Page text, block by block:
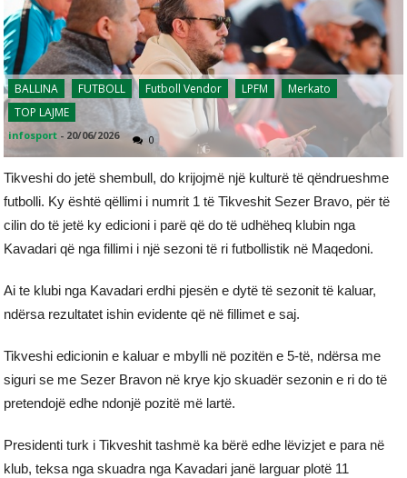
BALLINA FUTBOLL Futboll Vendor LPFM
Merkato
TOP LAJME
infosport - 20/06/2026 0
Tikveshi do jetë shembull, do krijojmë një kulturë të qëndrueshme
futbolli. Ky është qëllimi i numrit 1 të Tikveshit Sezer Bravo, për të
cilin do të jetë ky edicioni i parë që do të udhëheq klubin nga
Kavadari që nga fillimi i një sezoni të ri futbollistik në Maqedoni.
Ai te klubi nga Kavadari erdhi pjesën e dytë të sezonit të kaluar,
ndërsa rezultatet ishin evidente që në fillimet e saj.
Tikveshi edicionin e kaluar e mbylli në pozitën e 5-të, ndërsa me
siguri se me Sezer Bravon në krye kjo skuadër sezonin e ri do të
pretendojë edhe ndonjë pozitë më lartë.
Presidenti turk i Tikveshit tashmë ka bërë edhe lëvizjet e para në
klub, teksa nga skuadra nga Kavadari janë larguar plotë 11